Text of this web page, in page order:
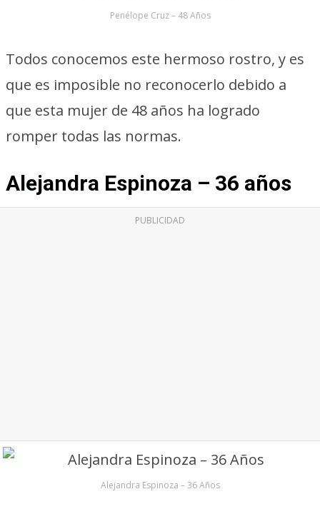
Penélope Cruz – 48 Años
Todos conocemos este hermoso rostro, y es
que es imposible no reconocerlo debido a
que esta mujer de 48 años ha logrado
romper todas las normas.
Alejandra Espinoza – 36 años
PUBLICIDAD
Alejandra Espinoza – 36 Años